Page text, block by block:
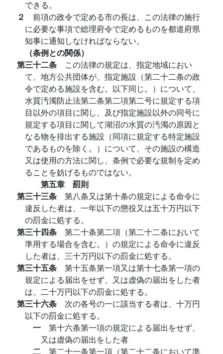
できる。
２ 前項の政令で定める市の長は、この法律の施行
に必要な事項で総理府令で定めるものを都道府県
知事に通知しなければならない。
（条例との関係）
第三十二条 この法律の規定は、指定地域におい
て、地方公共団体が、指定施設（第二十二条の政
令で定める施設を含む。以下同じ。）について、
水質汚濁防止法第二条第二項第二号に規定する項
目以外の項目に関し、及び指定施設以外の同号に
規定する項目に関して湖沼の水質の汚濁の原因と
なる物を排出する施設（同項に規定する特定施設
であるものを除く。）について、その施設の構造
又は使用の方法に関し、条例で必要な規制を定め
ることを妨げるものではない。
第五章 罰則
第三十三条 第八条又は第十条の規定による命令に
違反した者は、一年以下の懲役又は五十万円以下
の罰金に処する。
第三十四条 第二十条第二項（第二十二条において
準用する場合を含む。）の規定による命令に違反
した者は、三十万円以下の罰金に処する。
第三十五条 第十五条第一項又は第十七条第一項の
規定による届出をせず、又は虚偽の届出をした者
は、二十万円以下の罰金に処する。
第三十六条 次の各号の一に該当する者は、十万円
以下の罰金に処する。
一 第十六条第一項の規定による届出をせず、
又は虚偽の届出をした者
二 第二十一条第一項（第二十二条において準